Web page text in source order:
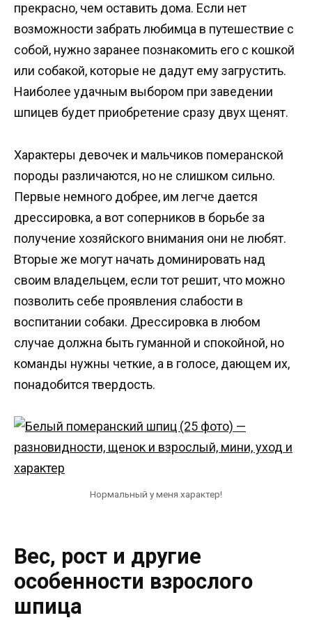
прекрасно, чем оставить дома. Если нет
возможности забрать любимца в путешествие с
собой, нужно заранее познакомить его с кошкой
или собакой, которые не дадут ему загрустить.
Наиболее удачным выбором при заведении
шпицев будет приобретение сразу двух щенят.
Характеры девочек и мальчиков померанской
породы различаются, но не слишком сильно.
Первые немного добрее, им легче дается
дрессировка, а вот соперников в борьбе за
получение хозяйского внимания они не любят.
Вторые же могут начать доминировать над
своим владельцем, если тот решит, что можно
позволить себе проявления слабости в
воспитании собаки. Дрессировка в любом
случае должна быть гуманной и спокойной, но
команды нужны четкие, а в голосе, дающем их,
понадобится твердость.
Нормальный у меня характер!
Вес, рост и другие
особенности взрослого
шпица